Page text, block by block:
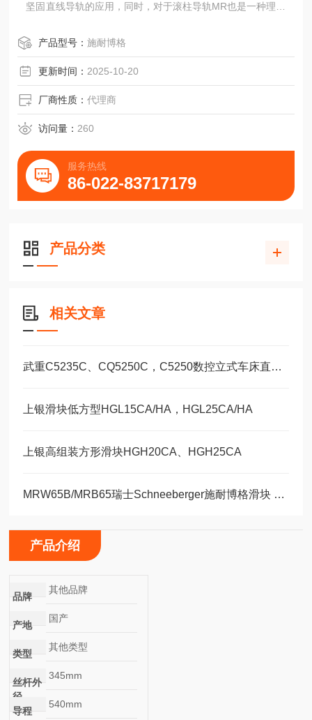
坚固直线导轨的应用，同时，对于滚柱导轨MR也是一种理想
自动化附件东昱精机TMV-850A机床护板滑块
产品型号：施耐博格
更新时间： 2025-10-20
厂商性质：代理商
访问量： 260
服务热线
86-022-83717179
产品分类
相关文章
武重C5235C、CQ5250C，C5250数控立式车床直线运动滑块WEH35CA/WEW35CC
上银滑块低方型HGL15CA/HA，HGL25CA/HA
上银高组装方形滑块HGH20CA、HGH25CA
MRW65B/MRB65瑞士Schneeberger施耐博格滑块 导轨
产品介绍
品牌
其他品牌
产地
国产
类型
其他类型
丝杆外
径
345mm
导程
540mm